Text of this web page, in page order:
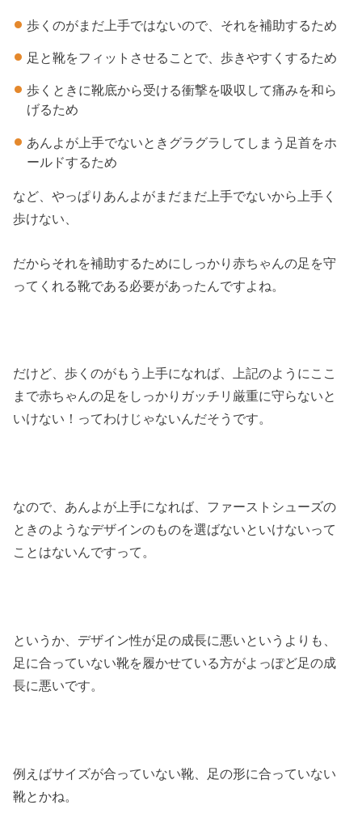
歩くのがまだ上手ではないので、それを補助するため
足と靴をフィットさせることで、歩きやすくするため
歩くときに靴底から受ける衝撃を吸収して痛みを和ら
げるため
あんよが上手でないときグラグラしてしまう足首をホ
ールドするため
など、やっぱりあんよがまだまだ上手でないから上手く
歩けない、
だからそれを補助するためにしっかり赤ちゃんの足を守
ってくれる靴である必要があったんですよね。
だけど、歩くのがもう上手になれば、上記のようにここ
まで赤ちゃんの足をしっかりガッチリ厳重に守らないと
いけない！ってわけじゃないんだそうです。
なので、あんよが上手になれば、ファーストシューズの
ときのようなデザインのものを選ばないといけないって
ことはないんですって。
というか、デザイン性が足の成長に悪いというよりも、
足に合っていない靴を履かせている方がよっぽど足の成
長に悪いです。
例えばサイズが合っていない靴、足の形に合っていない
靴とかね。